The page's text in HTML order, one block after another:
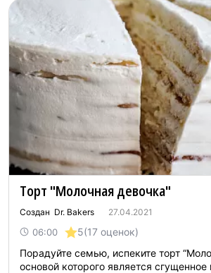
Торт "Молочная девочка"
Создан Dr. Bakers 27.04.2021
06:00 5(17 оценок)
Порадуйте семью, испеките торт
основой которого является